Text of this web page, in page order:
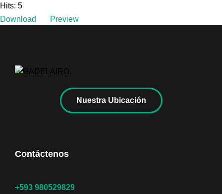
Hits: 5
Download
Preview
Nuestra Ubicación
Contáctenos
+593 980529829